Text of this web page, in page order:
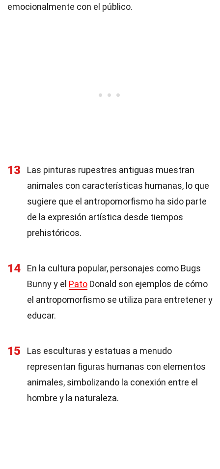
emocionalmente con el público.
13
Las pinturas rupestres antiguas muestran
animales con características humanas, lo que
sugiere que el antropomorfismo ha sido parte
de la expresión artística desde tiempos
prehistóricos.
14
En la cultura popular, personajes como Bugs
Bunny y el Pato Donald son ejemplos de cómo
el antropomorfismo se utiliza para entretener y
educar.
15
Las esculturas y estatuas a menudo
representan figuras humanas con elementos
animales, simbolizando la conexión entre el
hombre y la naturaleza.